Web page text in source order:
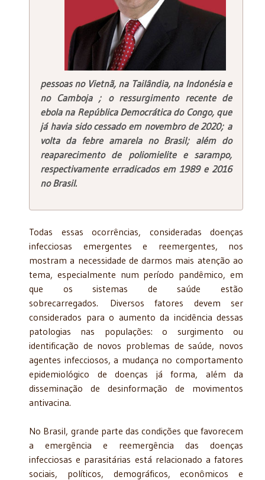
pessoas no Vietnã, na Tailândia, na Indonésia e
no Camboja ; o ressurgimento recente de
ebola na República Democrática do Congo, que
já havia sido cessado em novembro de 2020; a
volta da febre amarela no Brasil; além do
reaparecimento de poliomielite e sarampo,
respectivamente erradicados em 1989 e 2016
no Brasil.
Todas essas ocorrências, consideradas doenças
infecciosas emergentes e reemergentes, nos
mostram a necessidade de darmos mais atenção ao
tema, especialmente num período pandêmico, em
que os sistemas de saúde estão
sobrecarregados. Diversos fatores devem ser
considerados para o aumento da incidência dessas
patologias nas populações: o surgimento ou
identificação de novos problemas de saúde, novos
agentes infecciosos, a mudança no comportamento
epidemiológico de doenças já forma, além da
disseminação de desinformação de movimentos
antivacina.
No Brasil, grande parte das condições que favorecem
a emergência e reemergência das doenças
infecciosas e parasitárias está relacionado a fatores
sociais, políticos, demográficos, econômicos e